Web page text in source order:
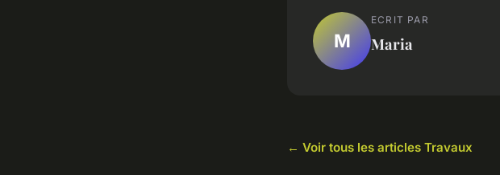
M
ECRIT PAR
Maria
← Voir tous les articles Travaux